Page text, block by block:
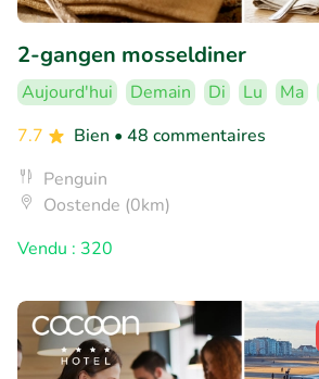
2-gangen mosseldiner
Aujourd'hui Demain Di Lu Ma
7.7
Bien • 48 commentaires
Penguin
Oostende (0km)
Vendu : 320